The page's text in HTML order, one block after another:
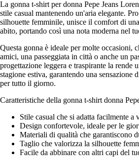
La gonna t-shirt per donna Pepe Jeans
stile casual mantenendo un'aria elegante.
silhouette femminile, unisce il comfort di
abito, portando così una nota moderna nel
Questa gonna è ideale per molte occasioni,
amici, una passeggiata in città o anche un
progettazione leggera e traspirante la rende
stagione estiva, garantendo una sensazione
per tutto il giorno.
Caratteristiche della gonna t-shirt donna
Stile casual che si adatta facilmente a
Design confortevole, ideale per le
Materiali di qualità che garantiscono
Taglio che valorizza la silhouette
Facile da abbinare con altri capi del